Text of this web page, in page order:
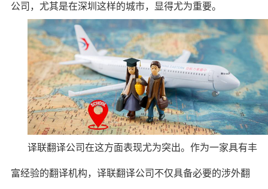
公司，尤其是在深圳这样的城市，显得尤为重要。
译联翻译公司在这方面表现尤为突出。作为一家具有丰
富经验的翻译机构，译联翻译公司不仅具备必要的涉外翻